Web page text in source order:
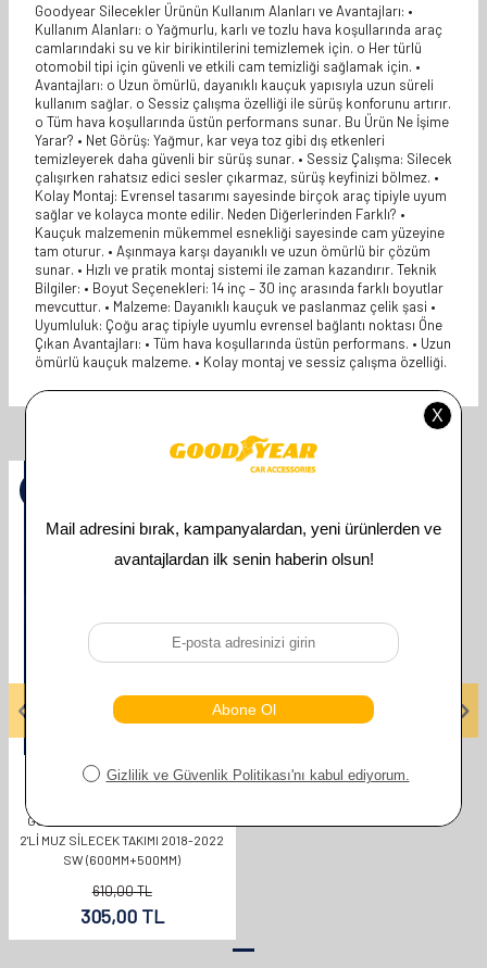
Goodyear Silecekler Ürünün Kullanım Alanları ve Avantajları: •
Kullanım Alanları: o Yağmurlu, karlı ve tozlu hava koşullarında araç
camlarındaki su ve kir birikintilerini temizlemek için. o Her türlü
otomobil tipi için güvenli ve etkili cam temizliği sağlamak için. •
Avantajları: o Uzun ömürlü, dayanıklı kauçuk yapısıyla uzun süreli
kullanım sağlar. o Sessiz çalışma özelliği ile sürüş konforunu artırır.
o Tüm hava koşullarında üstün performans sunar. Bu Ürün Ne İşime
Yarar? • Net Görüş: Yağmur, kar veya toz gibi dış etkenleri
temizleyerek daha güvenli bir sürüş sunar. • Sessiz Çalışma: Silecek
çalışırken rahatsız edici sesler çıkarmaz, sürüş keyfinizi bölmez. •
Kolay Montaj: Evrensel tasarımı sayesinde birçok araç tipiyle uyum
sağlar ve kolayca monte edilir. Neden Diğerlerinden Farklı? •
Kauçuk malzemenin mükemmel esnekliği sayesinde cam yüzeyine
tam oturur. • Aşınmaya karşı dayanıklı ve uzun ömürlü bir çözüm
sunar. • Hızlı ve pratik montaj sistemi ile zaman kazandırır. Teknik
Bilgiler: • Boyut Seçenekleri: 14 inç – 30 inç arasında farklı boyutlar
mevcuttur. • Malzeme: Dayanıklı kauçuk ve paslanmaz çelik şasi •
Uyumluluk: Çoğu araç tipiyle uyumlu evrensel bağlantı noktası Öne
Çıkan Avantajları: • Tüm hava koşullarında üstün performans. • Uzun
ömürlü kauçuk malzeme. • Kolay montaj ve sessiz çalışma özelliği.
İlgili Ürünler
GOODYEAR
GOODYEAR AUDI A6 SUPERMUTE
2'LI MUZ SILECEK TAKIMI 2018-2022
SW (600MM+500MM)
610,00TL
305,00TL